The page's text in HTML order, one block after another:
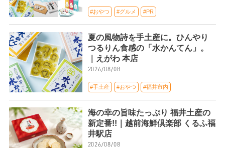
#おやつ #グルメ #PR
夏の風物詩を手土産に。ひんやり
つるりん食感の「水かんてん」。
｜えがわ 本店
2026/08/08
#手土産 #おやつ #福井市内
海の幸の旨味たっぷり 福井土産の
新定番!!｜越前海鮮倶楽部 くるふ福
井駅店
2026/08/08